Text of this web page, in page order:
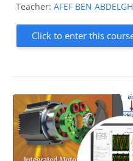
Teacher: AFEF BEN
Click to enter this